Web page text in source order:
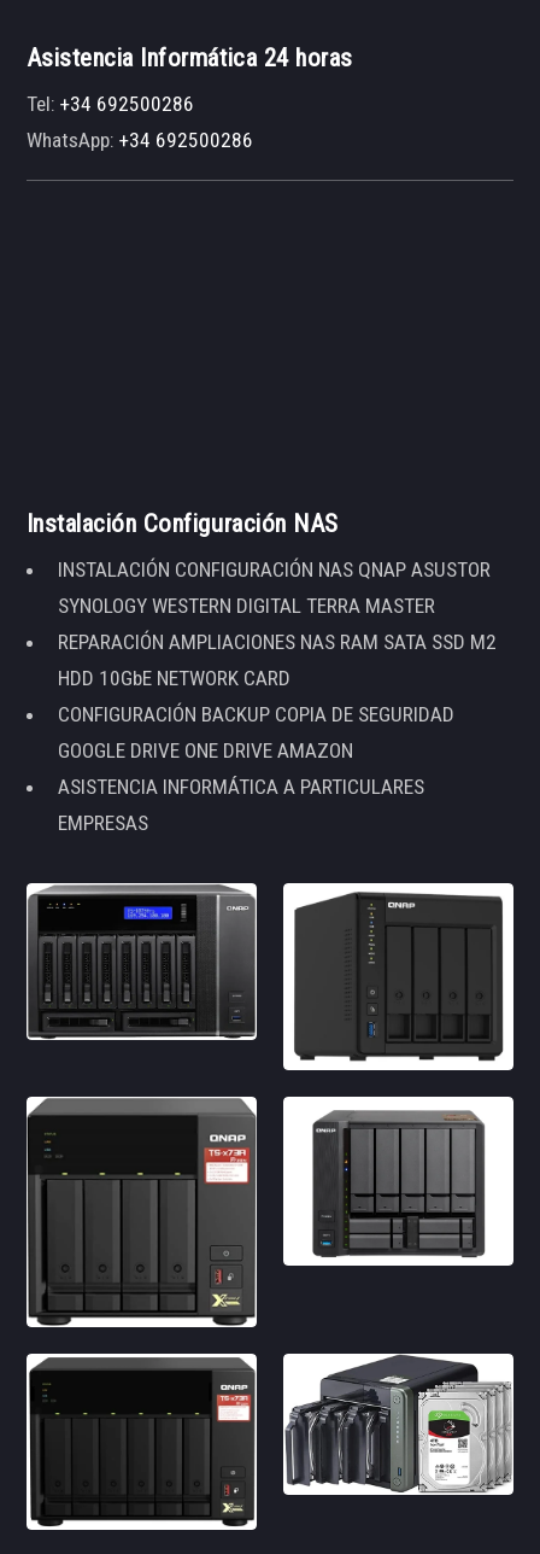
Asistencia Informática 24 horas
Tel:+34 692500286
WhatsApp:+34 692500286
Instalación Configuración NAS
INSTALACIÓN CONFIGURACIÓN NAS QNAP ASUSTOR
SYNOLOGY WESTERN DIGITAL TERRA MASTER
REPARACIÓN AMPLIACIONES NAS RAM SATA SSD M2
HDD 10GbE NETWORK CARD
CONFIGURACIÓN BACKUP COPIA DE SEGURIDAD
GOOGLE DRIVE ONE DRIVE AMAZON
ASISTENCIA INFORMÁTICA A PARTICULARES
EMPRESAS